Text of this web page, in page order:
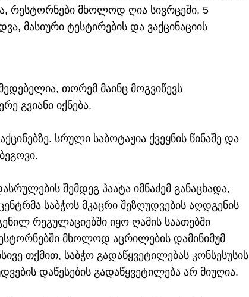
რესტორნები მხოლოდ ღია სივრცეში, 5
მასიური ტესტირების და ვაქცინაციის
თორემ მაინც მოგვიწევს
გვიანი იქნება.
სრული საბოტაჟია ქვეყნის წინაშე და
შემდეგ პაატა იმნაძემ განაცხადა,
საბჭოს მკაცრი შეზღუდვების აღდგენის
რეგულაციებში იყო ღამის საათებში
მხოლოდ აცრილების დამინიმუმ
თქმით, საბჭო გადაწყვეტილებას კონსესუსის
დაწესების გადაწყვეტილება არ მიუღია.